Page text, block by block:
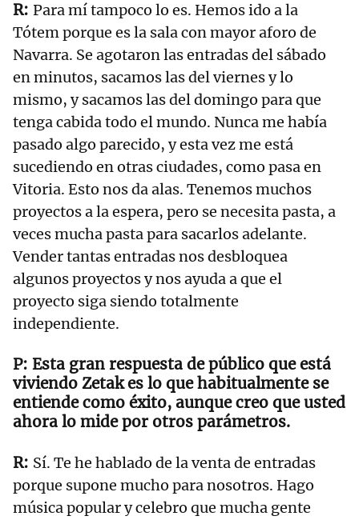
Para mí tampoco lo es. Hemos ido a la
Tótem porque es la sala con mayor aforo de
Navarra. Se agotaron las entradas del sábado
en minutos, sacamos las del viernes y lo
mismo, y sacamos las del domingo para que
tenga cabida todo el mundo. Nunca me había
pasado algo parecido, y esta vez me está
sucediendo en otras ciudades, como pasa en
Vitoria. Esto nos da alas. Tenemos muchos
proyectos a la espera, pero se necesita pasta, a
veces mucha pasta para sacarlos adelante.
Vender tantas entradas nos desbloquea
algunos proyectos y nos ayuda a que el
proyecto siga siendo totalmente
independiente.
Esta gran respuesta de público que está
viviendo Zetak es lo que habitualmente se
entiende como éxito, aunque creo que usted
ahora lo mide por otros parámetros.
Sí. Te he hablado de la venta de entradas
porque supone mucho para nosotros. Hago
música popular y celebro que mucha gente